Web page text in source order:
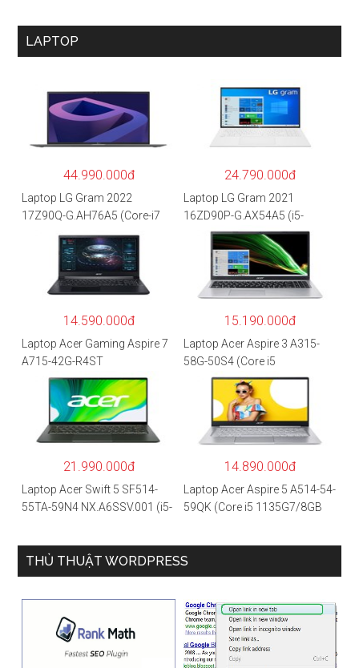
LAPTOP
44.990.000đ
Laptop LG Gram 2022
17Z90Q-G.AH76A5 (Core-i7
1260P/16GB/512GB/17″
WQXGA/Win 11/Xám)
24.790.000đ
Laptop LG Gram 2021
16ZD90P-G.AX54A5 (i5-
1135G7/8GB RAM/512GB
SSD/16″WQXGA/Dos/Trắng)
14.590.000đ
Laptop Acer Gaming Aspire 7
A715-42G-R4ST
NH.QAYSV.004 (R5
5500U/8GB RAM/256GB
SSD/15.6″FHD IPS/GTX1650
4GB/Win10) – Hàng chính
15.190.000đ
Laptop Acer Aspire 3 A315-
58G-50S4 (Core i5
1135G7/8GB
RAM/512GB/15.6″FHD/MX35
0 2GB/Win 10/Bạc)
21.990.000đ
Laptop Acer Swift 5 SF514-
55TA-59N4 NX.A6SSV.001 (i5-
anh) – Hàng chính hãng
14.890.000đ
Laptop Acer Aspire 5 A514-54-
59QK (Core i5 1135G7/8GB
THỦ THUẬT WORDPRESS